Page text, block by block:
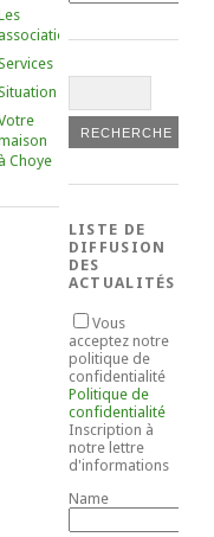
associations
à Choye
LISTE DE
DIFFUSION
DES
ACTUALITÉS
Vous
acceptez notre
politique de
confidentialité
Politique de
confidentialité
Inscription à
notre lettre
d'informations
Name